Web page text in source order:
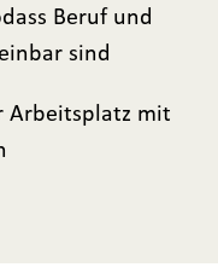
Beruf und
sind
Arbeitsplatz mit